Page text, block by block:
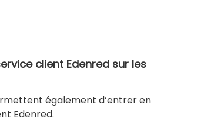
client Edenred sur les
également d’entrer en
Edenred.